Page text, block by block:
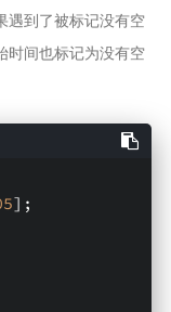
遇到了被标记没有空
时间也标记为没有空
];